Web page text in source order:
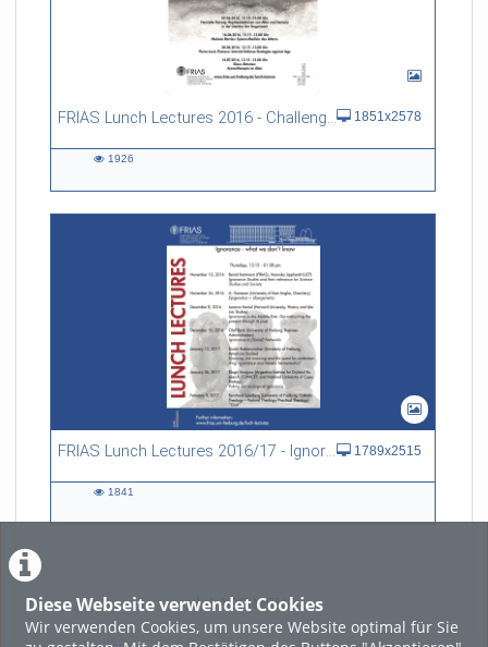
Diese Webseite verwendet Cookies
Wir verwenden Cookies, um unsere Website optimal für Sie
FRIAS Lunch Lectures 2016 - Challenges of an Ageing Society 1851x2578
1926
FRIAS Lunch Lectures 2016/17 - Ignorance - what we don't know 1789x2515
1841
LADE MEHR